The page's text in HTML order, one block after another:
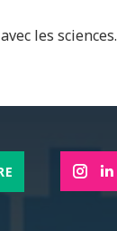
les sciences.